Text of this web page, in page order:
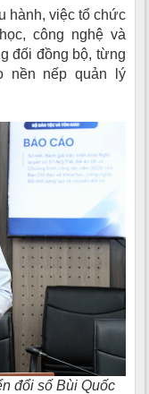
hành, việc tổ chức
công nghệ và
đối đồng bộ, từng
nền nếp quản lý
đổi số Bùi Quốc